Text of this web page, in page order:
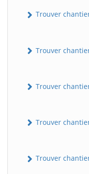
Trouver
Trouver
Trouver
Trouver
Trouver